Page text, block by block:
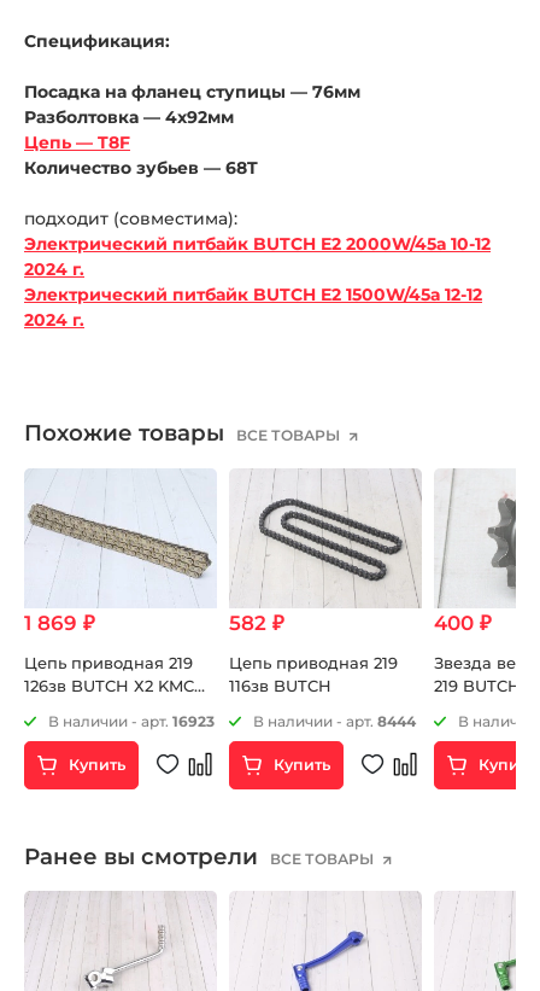
Спецификация:
Посадка на фланец ступицы — 76мм
Разболтовка — 4x92мм
Цепь — T8F
Количество зубьев — 68T
подходит (совместима):
Электрический питбайк BUTCH E2 2000W/45а 10-12
2024 г.
Электрический питбайк BUTCH E2 1500W/45а 12-12
2024 г.
Похожие товары ВСЕ ТОВАРЫ
1 869 ₽
Цепь приводная 219
126зв BUTCH Х2 KMC
В наличии - арт. 16923
Купить
582 ₽
Цепь приводная 219
116зв BUTCH
В наличии - арт. 8444
Купить
400 ₽
Звезда
219 BUTCH
В наличии
Купить
Ранее вы смотрели ВСЕ ТОВАРЫ